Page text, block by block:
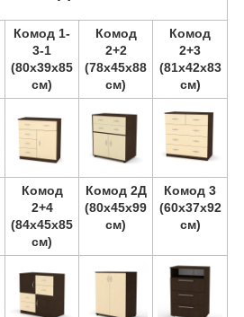
Комод 1-
3-1
(80х39х85
см)
Комод
2+2
(78х45х88
см)
Комод
2+3
(81х42х83
см)
Комод
2+4
(84х45х85
см)
Комод 2Д
(80х45х99
см)
Комод 3
(60х37х92
см)